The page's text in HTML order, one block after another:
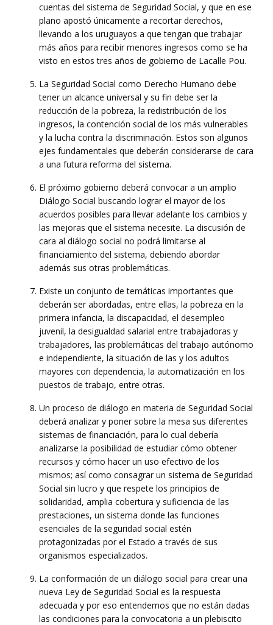
cuentas del sistema de Seguridad Social, y que en ese
plano apostó únicamente a recortar derechos,
llevando a los uruguayos a que tengan que trabajar
más años para recibir menores ingresos como se ha
visto en estos tres años de gobierno de Lacalle Pou.
La Seguridad Social como Derecho Humano debe
tener un alcance universal y su fin debe ser la
reducción de la pobreza, la redistribución de los
ingresos, la contención social de los más vulnerables
y la lucha contra la discriminación. Estos son algunos
ejes fundamentales que deberán considerarse de cara
a una futura reforma del sistema.
El próximo gobierno deberá convocar a un amplio
Diálogo Social buscando lograr el mayor de los
acuerdos posibles para llevar adelante los cambios y
las mejoras que el sistema necesite. La discusión de
cara al diálogo social no podrá limitarse al
financiamiento del sistema, debiendo abordar
además sus otras problemáticas.
Existe un conjunto de temáticas importantes que
deberán ser abordadas, entre ellas, la pobreza en la
primera infancia, la discapacidad, el desempleo
juvenil, la desigualdad salarial entre trabajadoras y
trabajadores, las problemáticas del trabajo autónomo
e independiente, la situación de las y los adultos
mayores con dependencia, la automatización en los
puestos de trabajo, entre otras.
Un proceso de diálogo en materia de Seguridad Social
deberá analizar y poner sobre la mesa sus diferentes
sistemas de financiación, para lo cual debería
analizarse la posibilidad de estudiar cómo obtener
recursos y cómo hacer un uso efectivo de los
mismos; así como consagrar un sistema de Seguridad
Social sin lucro y que respete los principios de
solidaridad, amplia cobertura y suficiencia de las
prestaciones, un sistema donde las funciones
esenciales de la seguridad social estén
protagonizadas por el Estado a través de sus
organismos especializados.
La conformación de un diálogo social para crear una
nueva Ley de Seguridad Social es la respuesta
adecuada y por eso entendemos que no están dadas
las condiciones para la convocatoria a un plebiscito